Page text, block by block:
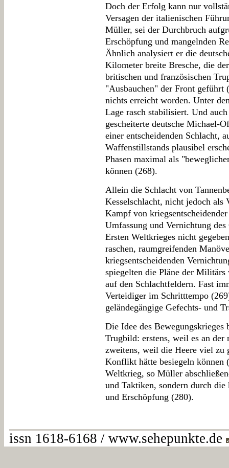
Doch der Erfolg kann nur
Versagen der italienischen
Müller, sei der Durchbruch
Erschöpfung und mangelnden
Ähnlich analysiert er die
Kilometer breite Bresche, die
britischen und französischen
"Ausbauchen" der Front geführt
nichts erreicht worden. Unter
Lage rasch stabilisiert. Und
gescheiterte deutsche Michael-
einer entscheidenden Schlacht,
Waffenstillstands plausibel
Phasen maximal als
können (268).
Allein die Schlacht von
Kesselschlacht, nicht jedoch als
Kampf von
Umfassung und Vernichtung des
Ersten Weltkrieges nicht
raschen, raumgreifenden
kriegsentscheidenden
spiegelten die Pläne der
auf den Schlachtfeldern. Fast
Verteidiger im Schritttempo
geländegängige Gefechts- und
Die Idee des
Trugbild: erstens, weil es an
zweitens, weil die Heere viel zu
Konflikt hätte besiegeln können
Weltkrieg, so Müller
und Taktiken, sondern durch
und Erschöpfung (280).
issn 1618-6168 / www.sehepunkte.de